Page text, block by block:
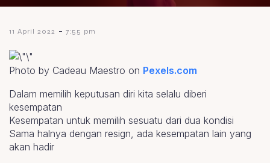
11 April 2022 - 7:55 pm
Photo by Cadeau Maestro on Pexels.com
Dalam memilih keputusan diri kita selalu diberi
kesempatan
Kesempatan untuk memilih sesuatu dari dua kondisi
Sama halnya dengan resign, ada kesempatan lain yang
akan hadir